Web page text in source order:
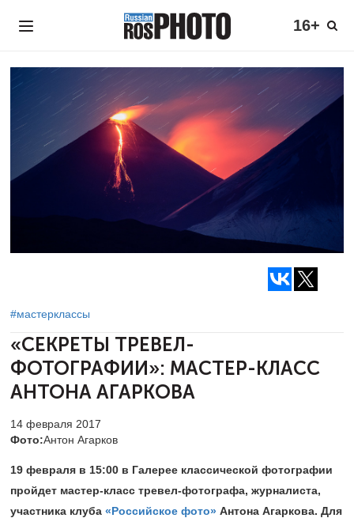
16+
#мастерклассы
«СЕКРЕТЫ ТРЕВЕЛ-
ФОТОГРАФИИ»: МАСТЕР-КЛАСС
АНТОНА АГАРКОВА
14 февраля 2017
Фото:Антон Агарков
19 февраля в 15:00 в Галерее классической фотографии
пройдет мастер-класс тревел-фотографа, журналиста,
участника клуба «Российское фото» Антона Агаркова. Для